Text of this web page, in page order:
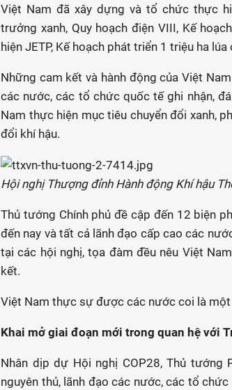
Việt Nam đã xây dựng và tổ chức thực
trưởng xanh, Quy hoạch điện VIII, Kế
hiện JETP, Kế hoạch phát triển 1 triệu ha
Những cam kết và hành động của Việt
các nước, các tổ chức quốc tế ghi nhận,
Nam thực hiện mục tiêu chuyển đổi xanh,
đổi khí hậu.
Hội nghị Thượng đỉnh Hành động Khí hậu
Thủ tướng Chính phủ đề cập đến 12 biện
đến nay và tất cả lãnh đạo cấp cao các
tại các hội nghị, tọa đàm đều nêu Việt
kết.
Việt Nam thực sự được các nước coi là
Khai mở giai đoạn mới trong quan hệ với
Nhân dịp dự Hội nghị COP28, Thủ tướng
nguyên thủ, lãnh đạo các nước, các tổ